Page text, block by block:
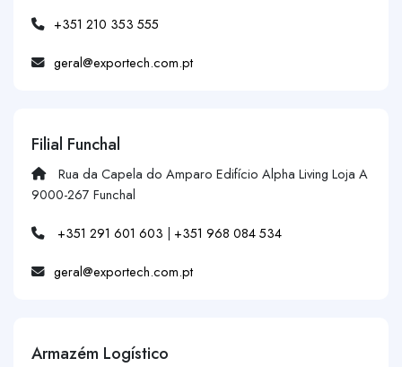
+351 210 353 555
geral@exportech.com.pt
Filial Funchal
Rua da Capela do Amparo Edifício Alpha Living Loja A
9000-267 Funchal
+351 291 601 603 | +351 968 084 534
geral@exportech.com.pt
Armazém Logístico